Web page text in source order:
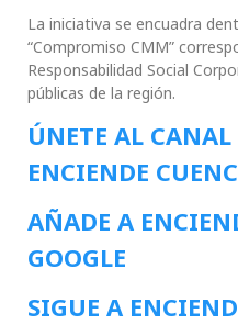
La iniciativa se encuadra
“Compromiso CMM”
Responsabilidad Social
públicas de la región.
ÚNETE AL
ENCIENDE
AÑADE A
GOOGLE
SIGUE A